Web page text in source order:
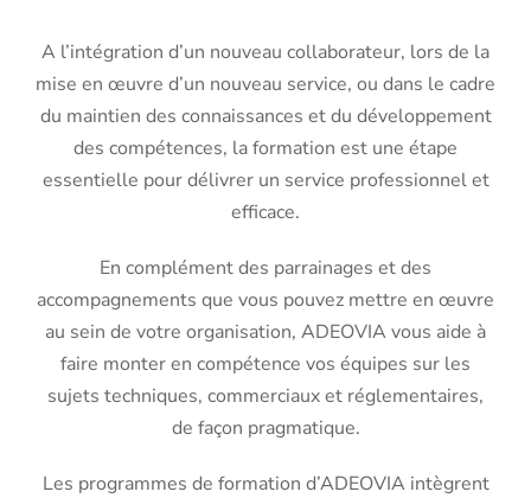
A l’intégration d’un nouveau collaborateur, lors de la
mise en œuvre d’un nouveau service, ou dans le cadre
du maintien des connaissances et du développement
des compétences, la formation est une étape
essentielle pour délivrer un service professionnel et
efficace.
En complément des parrainages et des
accompagnements que vous pouvez mettre en œuvre
au sein de votre organisation, ADEOVIA vous aide à
faire monter en compétence vos équipes sur les
sujets techniques, commerciaux et réglementaires,
de façon pragmatique.
Les programmes de formation d’ADEOVIA intègrent